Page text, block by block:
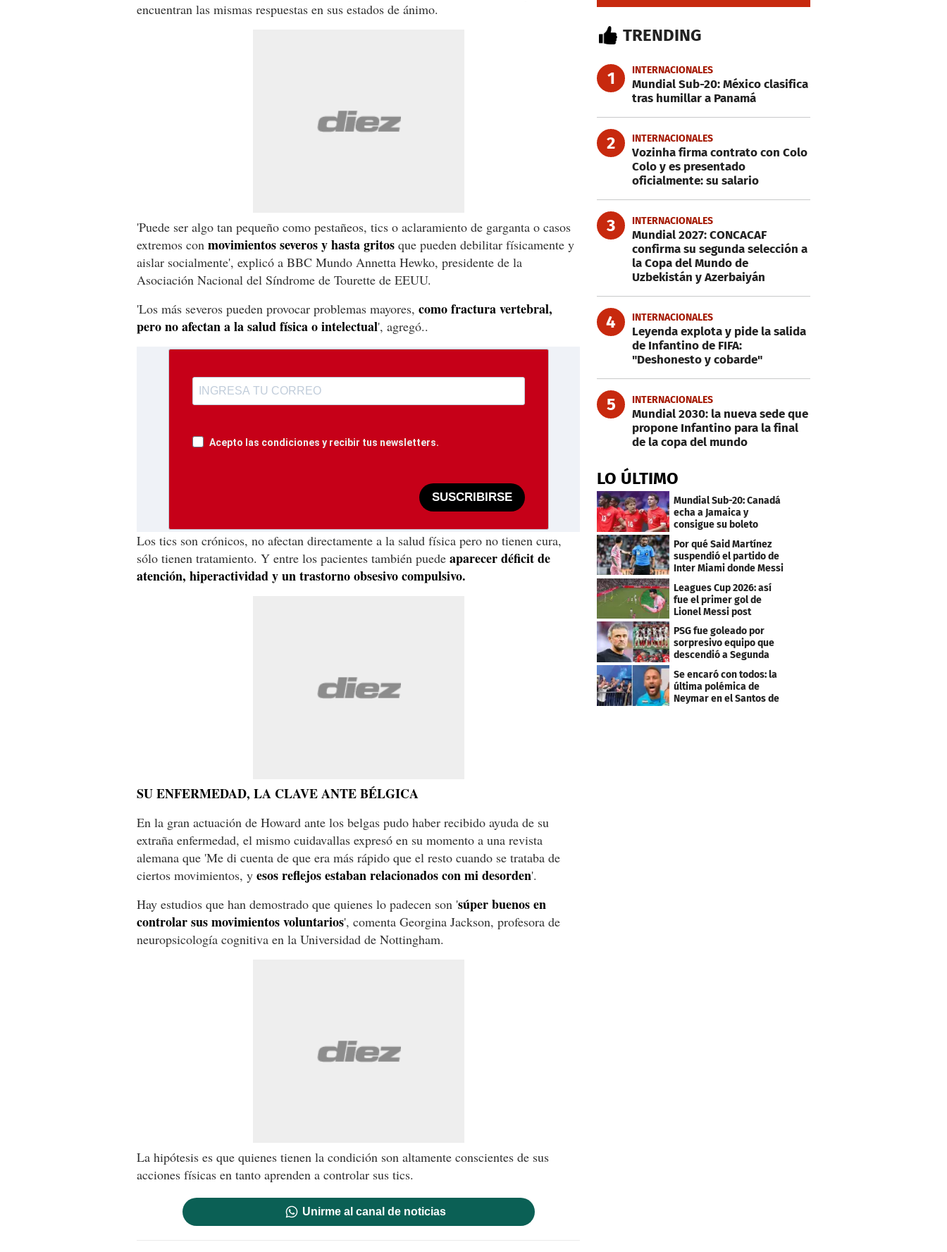
encuentran las mismas respuestas en sus estados de ánimo.
'Puede ser algo tan pequeño como pestañeos, tics o aclaramiento de garganta o casos
extremos con movimientos severos y hasta gritos que pueden debilitar físicamente y
aislar socialmente', explicó a BBC Mundo Annetta Hewko, presidente de la
Asociación Nacional del Síndrome de Tourette de EEUU.
'Los más severos pueden provocar problemas mayores, como fractura vertebral,
pero no afectan a la salud física o intelectual', agregó..
Acepto las condiciones y recibir tus newsletters.
SUSCRIBIRSE
Los tics son crónicos, no afectan directamente a la salud física pero no tienen cura,
sólo tienen tratamiento. Y entre los pacientes también puede aparecer déficit de
atención, hiperactividad y un trastorno obsesivo compulsivo.
SU ENFERMEDAD, LA CLAVE ANTE BÉLGICA
En la gran actuación de Howard ante los belgas pudo haber recibido ayuda de su
extraña enfermedad, el mismo cuidavallas expresó en su momento a una revista
alemana que 'Me di cuenta de que era más rápido que el resto cuando se trataba de
ciertos movimientos, y esos reflejos estaban relacionados con mi desorden'.
Hay estudios que han demostrado que quienes lo padecen son 'súper buenos en
controlar sus movimientos voluntarios', comenta Georgina Jackson, profesora de
neuropsicología cognitiva en la Universidad de Nottingham.
La hipótesis es que quienes tienen la condición son altamente conscientes de sus
acciones físicas en tanto aprenden a controlar sus tics.
Unirme al canal de noticias
TRENDING
1 INTERNACIONALES
Mundial Sub-20: México clasifica
tras humillar a Panamá
2 INTERNACIONALES
Vozinha firma contrato con Colo
Colo y es presentado
oficialmente: su salario
3 INTERNACIONALES
Mundial 2027: CONCACAF
confirma su segunda selección a
la Copa del Mundo de
Uzbekistán y Azerbaiyán
4 INTERNACIONALES
Leyenda explota y pide la salida
de Infantino de FIFA:
"Deshonesto y cobarde"
5 INTERNACIONALES
Mundial 2030: la nueva sede que
propone Infantino para la final
de la copa del mundo
LO ÚLTIMO
Mundial Sub-20: Canadá
echa a Jamaica y
consigue su boleto
Por qué Said Martínez
suspendió el partido de
Inter Miami donde Messi
Leagues Cup 2026: así
fue el primer gol de
Lionel Messi post
Mundial
PSG fue goleado por
sorpresivo equipo que
descendió a Segunda
Se encaró con todos: la
última polémica de
Neymar en el Santos de